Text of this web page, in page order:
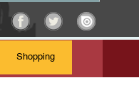
Shopping